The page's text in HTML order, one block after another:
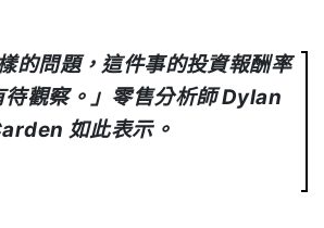
的問題，這件事的投資報酬率
待觀察。」零售分析師Dylan
如此表示。